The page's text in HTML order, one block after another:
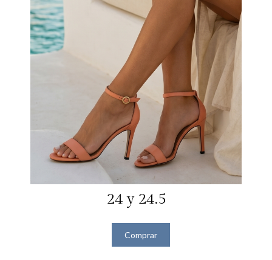
24 y 24.5
Comprar